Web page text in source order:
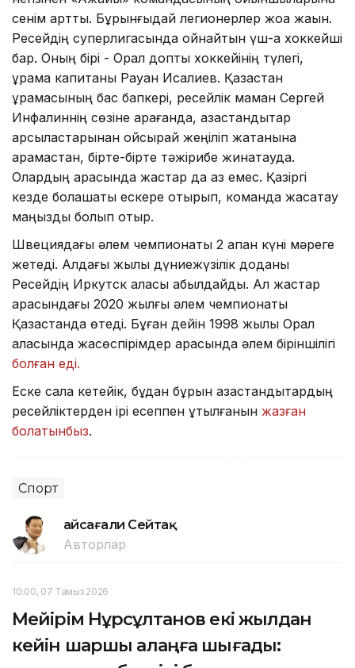
сенім артты. Бұрынғыдай легионерлер жоққа жақын.
Ресейдің суперлигасында ойнайтын үш-ақ хоккейші
бар. Оның бірі - Орал допты хоккейінің түлегі,
құрама капитаны Рауан Исалиев. Қазақстан
құрамасының бас бапкері, ресейлік маман Сергей
Инфалиннің сөзіне қарағанда, қазақстандықтар
қарсыластарынан ойсырай жеңіліп жатқанына
қарамастан, бірте-бірте тәжірибе жинақтауда.
Олардың арасында жастар да аз емес. Қазіргі
кезде болашақты ескере отырып, команда жасақтау
маңызды болып отыр.
Швециядағы әлем чемпионаты 2 ақпан күні мәреге
жетеді. Алдағы жылы дүниежүзілік доданы
Ресейдің Иркутск қаласы қабылдайды. Ал жастар
арасындағы 2020 жылғы әлем чемпионаты
Қазақстанда өтеді. Бұған дейін 1998 жылы Орал
қаласында жасөспірімдер арасында әлем біріншілігі
болған еді.
Еске сала кетейік, бұдан бұрын қазақстандықтардың
ресейліктерден ірі есеппен ұтылғанын жазған
болатынбыз.
Спорт
Ғайсағали Сейтақ
Авторлар
10:00, 07 Тамыз 2026
Мейірім Нұрсұлтанов екі жылдан
кейін шаршы алаңға шығады: